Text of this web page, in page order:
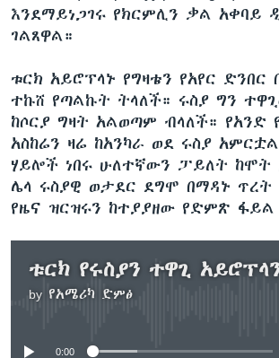
እንደማይነጋገሩ የክርምሊን ቃል አቀባይ
ገልጸዋል።
ቱርክ አይሮፕላኑ የግዛቴን የአየር
ተኩሸ የጣልኩት ትላለች። ሩስያ ግን
ከሶርያ ግዛት አልወጣም ብላለች። የአንድ
አስከሬን ዛሬ ከአንካራ ወደ ሩስያ
ሃይሎች ነበሩ ሁለተኛውን ፓይለት ከሞት
ሌላ ሩስያዊ ወታደር ደግሞ በማዳኑ ጥረት
የዜና ዝርዝሩን ከተያያዘው የድምጽ
by የአሜሪካ ድምፅ
No media source currently
0:00